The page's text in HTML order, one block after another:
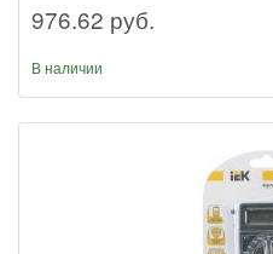
976.62 руб.
В наличии